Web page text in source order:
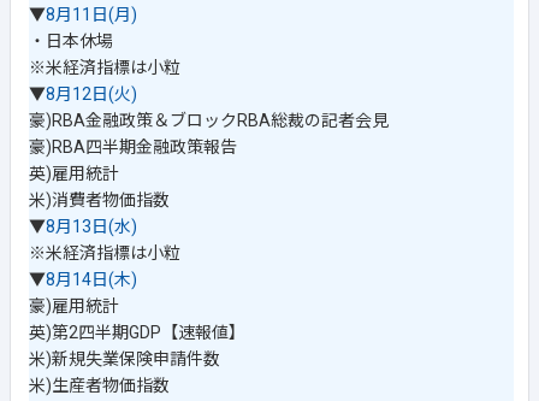
▼8月11日(月)
・日本休場
※米経済指標は小粒
▼8月12日(火)
豪)RBA金融政策＆ブロックRBA総裁の記者会見
豪)RBA四半期金融政策報告
英)雇用統計
米)消費者物価指数
▼8月13日(水)
※米経済指標は小粒
▼8月14日(木)
豪)雇用統計
英)第2四半期GDP【速報値】
米)新規失業保険申請件数
米)生産者物価指数